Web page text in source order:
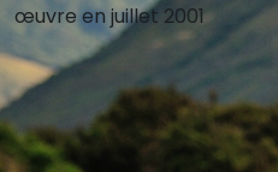
œuvre en juillet 2001